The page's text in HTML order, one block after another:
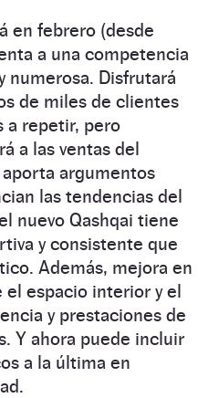
en febrero (desde
a una competencia
numerosa. Disfrutará
de miles de clientes
a repetir, pero
a las ventas del
argumentos
las tendencias del
nuevo Qashqai tiene
y consistente que
Además, mejora en
espacio interior y el
y prestaciones de
Y ahora puede incluir
a la última en